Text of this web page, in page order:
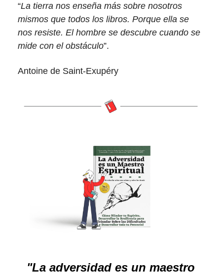
“La tierra nos enseña más sobre nosotros
mismos que todos los libros. Porque ella se
nos resiste. El hombre se descubre cuando se
mide con el obstáculo”.
Antoine de Saint-Exupéry
"La adversidad es un maestro